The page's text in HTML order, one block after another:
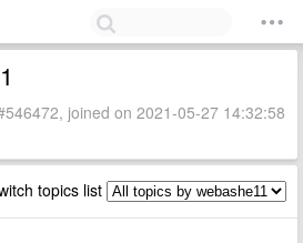
joined on 2021-05-27 14:32:58
topics list